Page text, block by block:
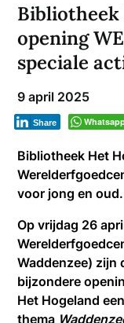
opening
speciale
9 april 2025
Share
Bibliotheek Het
voor jong en oud.
Op vrijdag 26
Waddenzee) zijn
bijzondere
Het Hogeland
thema